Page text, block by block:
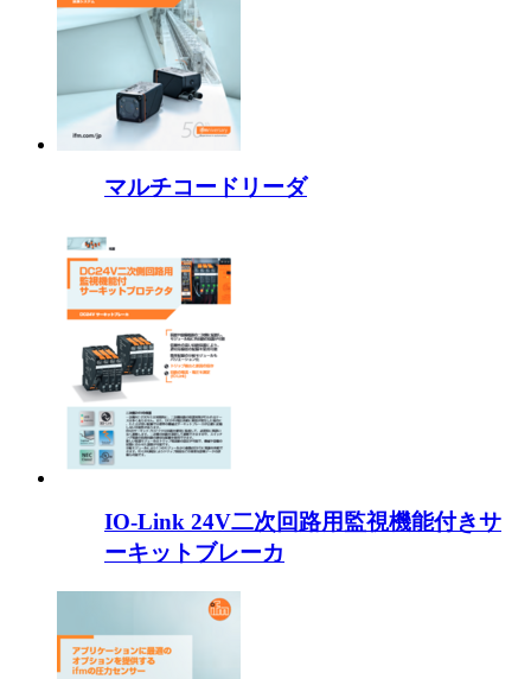
マルチコードリーダ
IO-Link 24V二次回路用監視機能付きサ
ーキットブレーカ